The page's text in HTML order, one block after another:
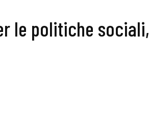
le politiche sociali,